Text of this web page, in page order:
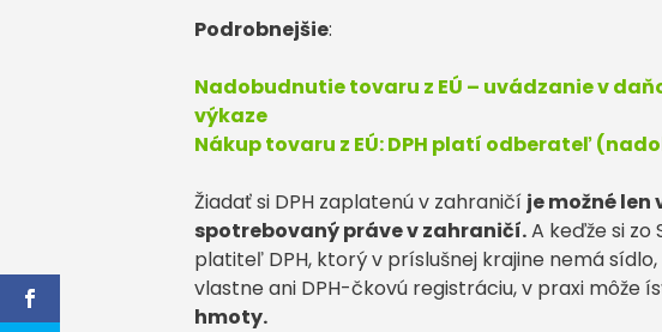
Podrobnejšie:
Nadobudnutie tovaru z EÚ – uvádzanie v
výkaze
Nákup tovaru z EÚ: DPH platí odberateľ
Žiadať si DPH zaplatenú v zahraničí je možné
spotrebovaný práve v zahraničí.A keďže si zo
platiteľ DPH, ktorý v príslušnej krajine nemá
vlastne ani DPH-čkovú registráciu, v praxi môže
hmoty.